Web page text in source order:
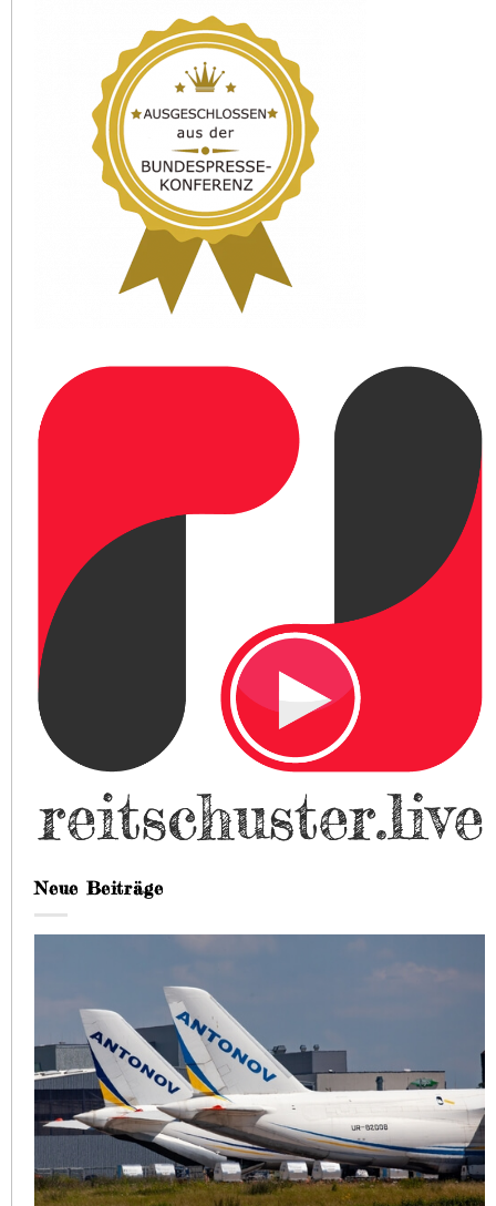
Neue Beiträge